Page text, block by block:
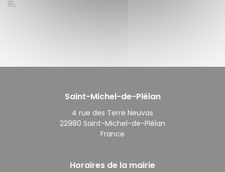
Saint-Michel-de-Plélan
4 rue des Terre Neuvas
22980 Saint-Michel-de-Plélan
France
Horaires de la mairie